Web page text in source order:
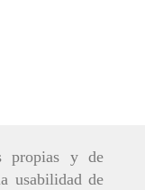
propias y de
usabilidad de